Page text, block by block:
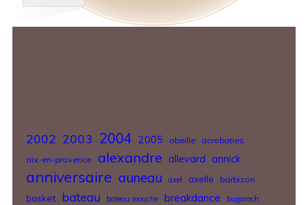
2002 2003 2004 2005 abeille
acrobaties
aix-en-provence
alexandre allevard annick
anniversaire auneau axel axelle barbizon
basket bateau bateau mouche breakdance
bugarach